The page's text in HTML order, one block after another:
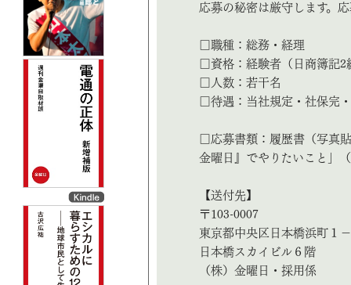
応募の秘密は厳守します。
□職種：総務・経理
□資格：経験者（日商簿記2
□人数：若干名
□待遇：当社規定・社保完
□応募書類：履歴書（写真
金曜日』でやりたいこと」
【送付先】
〒103-0007
東京都中央区日本橋浜町１
日本橋スカイビル６階
（株）金曜日・採用係